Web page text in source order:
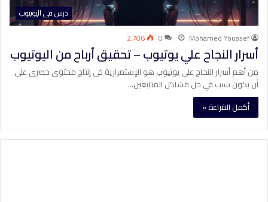
درس فى اليوتيوب
Mohamed Youssef
0 2٬706
أسرار النجاح علي يوتيوب – تحقيق أرباح من اليوتيوب
من أهم أسرار النجاح علي يوتيوب هو الإستمرارية في إنتاج محتوي حصري علي
أن يكون سبب في حل مشاكل المتابعين…
أكمل القراءة »